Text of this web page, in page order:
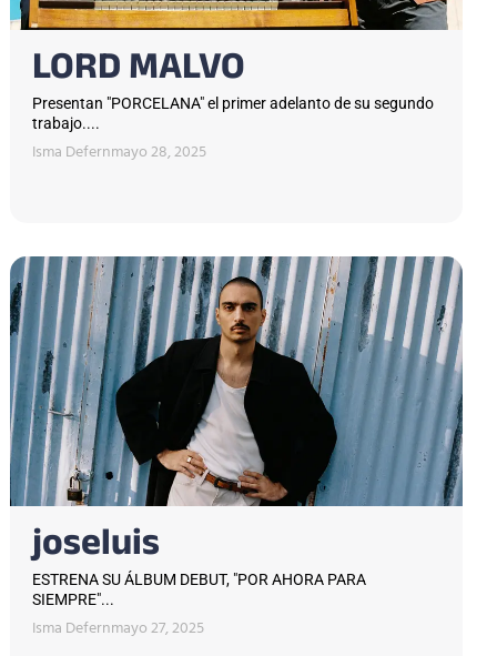
LORD MALVO
Presentan "PORCELANA" el primer adelanto de su segundo
trabajo....
Isma Defernmayo 28, 2025
joseluis
ESTRENA SU ÁLBUM DEBUT, "POR AHORA PARA
SIEMPRE"...
Isma Defernmayo 27, 2025